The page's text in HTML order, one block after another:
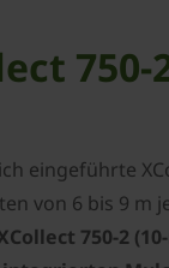
eingeführte
von 6 bis 9 m
750-2